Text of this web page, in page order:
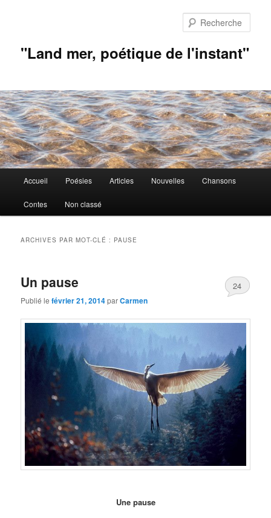
"Land mer, poétique de l'instant"
principal
Accueil Poésies Articles Nouvelles Chansons
Contes Non classé
ARCHIVES PAR MOT-CLÉ : PAUSE
Un pause
Publié lefévrier 21, 2014parCarmen
24
Une pause